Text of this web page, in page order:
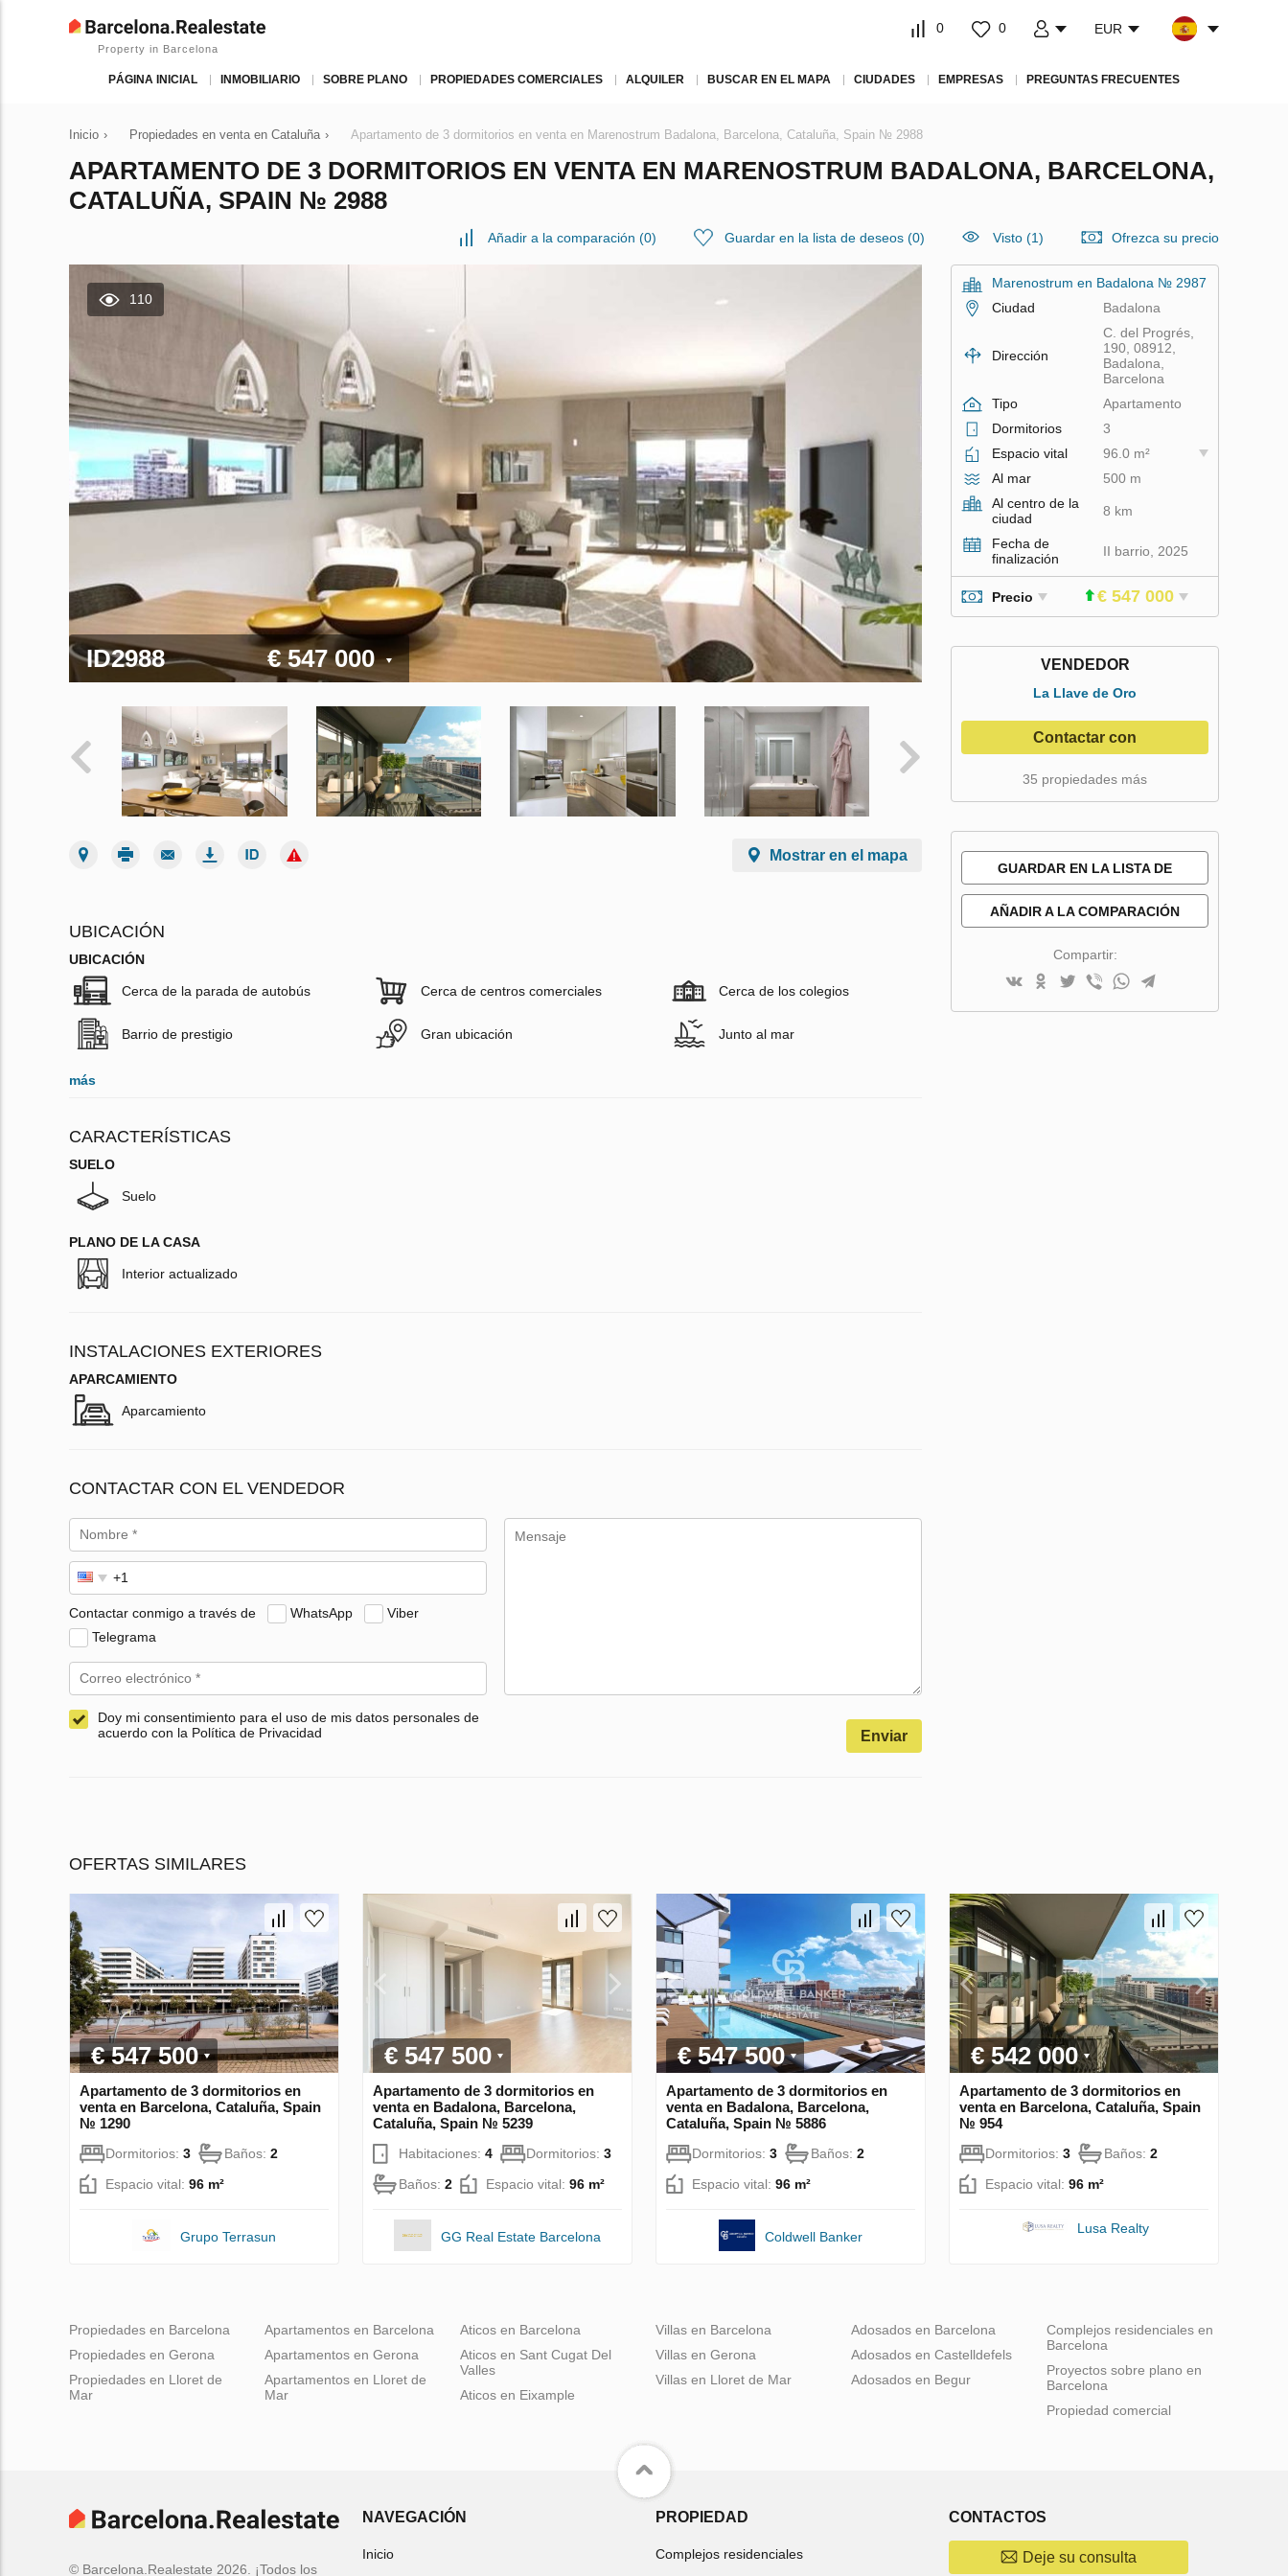
Property in Barcelona
0 0 EUR
PÁGINA INICIAL INMOBILIARIO SOBRE PLANO PROPIEDADES COMERCIALES ALQUILER BUSCAR EN EL MAPA CIUDADES EMPRESAS PREGUNTAS FRECUENTES
Inicio › Propiedades en venta en Cataluña › Apartamento de 3 dormitorios en venta en Marenostrum Badalona, Barcelona, Cataluña, Spain № 2988
APARTAMENTO DE 3 DORMITORIOS EN VENTA EN MARENOSTRUM BADALONA, BARCELONA,
CATALUÑA, SPAIN № 2988
Añadir a la comparación (0) Guardar en la lista de deseos (0) Visto (1) Ofrezca su precio
110
ID2988 € 547 000
Mostrar en el mapa
UBICACIÓN
UBICACIÓN
Cerca de la parada de autobús Cerca de centros comerciales Cerca de los colegios
Barrio de prestigio Gran ubicación Junto al mar
más
CARACTERÍSTICAS
SUELO
Suelo
PLANO DE LA CASA
Interior actualizado
INSTALACIONES EXTERIORES
APARCAMIENTO
Aparcamiento
CONTACTAR CON EL VENDEDOR
Contactar conmigo a través de WhatsApp
Viber
Telegrama
Doy mi consentimiento para el uso de mis datos personales de
acuerdo con la Política de Privacidad
Enviar
Marenostrum en Badalona № 2987
Ciudad
Badalona
Dirección
C. del Progrés,
190, 08912,
Badalona,
Barcelona
Tipo
Apartamento
Dormitorios
3
Espacio vital
96.0 m²
Al mar
500 m
Al centro de la
ciudad
8 km
Fecha de
finalización
II barrio, 2025
Precio € 547 000
VENDEDOR
La Llave de Oro
Contactar con
35 propiedades más
GUARDAR EN LA LISTA DE
AÑADIR A LA COMPARACIÓN
Compartir:
OFERTAS SIMILARES
€ 547 500
Apartamento de 3 dormitorios en
venta en Barcelona, Cataluña, Spain
№ 1290
Dormitorios: 3 Baños: 2
Espacio vital: 96 m²
Grupo Terrasun
€ 547 500
Apartamento de 3 dormitorios en
venta en Badalona, Barcelona,
Cataluña, Spain № 5239
Habitaciones: 4 Dormitorios: 3
Baños: 2 Espacio vital: 96 m²
GG Real Estate Barcelona
€ 547 500
Apartamento de 3 dormitorios en
venta en Badalona, Barcelona,
Cataluña, Spain № 5886
Dormitorios: 3 Baños: 2
Espacio vital: 96 m²
Coldwell Banker
€ 542 000
Apartamento de 3 dormitorios en
venta en Barcelona, Cataluña, Spain
№ 954
Dormitorios: 3 Baños: 2
Espacio vital: 96 m²
Lusa Realty
Propiedades en Barcelona
Propiedades en Gerona
Propiedades en Lloret de
Mar
Apartamentos en Barcelona
Apartamentos en Gerona
Apartamentos en Lloret de
Mar
Aticos en Barcelona
Aticos en Sant Cugat Del
Valles
Aticos en Eixample
Villas en Barcelona
Villas en Gerona
Villas en Lloret de Mar
Adosados en Barcelona
Adosados en Castelldefels
Adosados en Begur
Complejos residenciales en
Barcelona
Proyectos sobre plano en
Barcelona
Propiedad comercial
© Barcelona.Realestate 2026. ¡Todos los
NAVEGACIÓN
Inicio
PROPIEDAD
Complejos residenciales
CONTACTOS
Deje su consulta